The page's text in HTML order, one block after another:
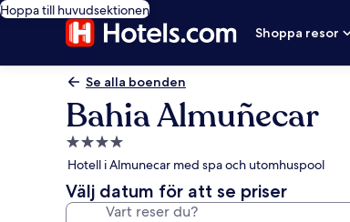
Hoppa till huvudsektionen
Shoppa resor
Se alla boenden
Bahia Almuñecar
4.0-
stjärnigt
boende
Hotell i Almunecar med spa och utomhuspool
Välj datum för att se priser
Vart reser du?